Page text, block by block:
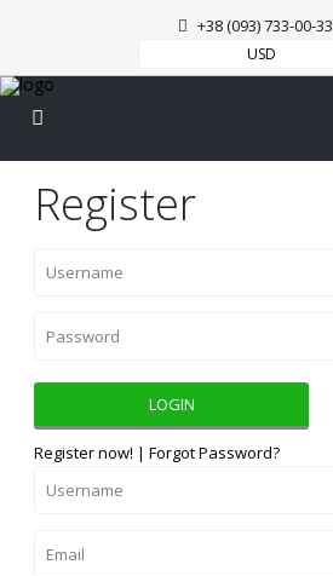
+38 (093) 733-00-33
USD
Register
LOGIN
Register now! | Forgot Password?